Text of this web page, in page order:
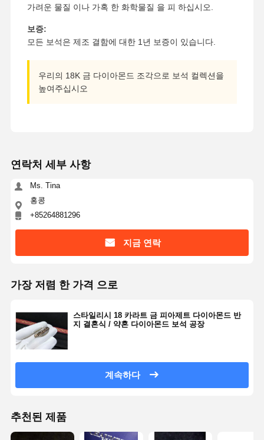
가려운 물질 이나 가혹 한 화학물질 을 피 하십시오.
보증:
모든 보석은 제조 결함에 대한 1년 보증이 있습니다.
우리의 18K 금 다이아몬드 조각으로 보석 컬렉션을
높여주십시오
연락처 세부 사항
Ms. Tina
홍콩
+85264881296
지금 연락
가장 저렴 한 가격 으로
스타일리시 18 카라트 금 피아제트 다이아몬드 반
지 결혼식 / 약혼 다이아몬드 보석 공장
계속하다
추천된 제품